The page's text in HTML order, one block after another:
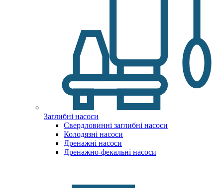
Заглибні насоси
Свердловинні заглибні насоси
Колодязні насоси
Дренажні насоси
Дренажно-фекальні насоси